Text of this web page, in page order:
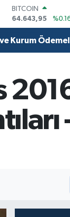
DOLAR
47,6704
%0
EURO
55,0406
%-0.08
6500.87
%0.12
BİST100
13.799
%70
BITCOIN
64.643,95
Kurum